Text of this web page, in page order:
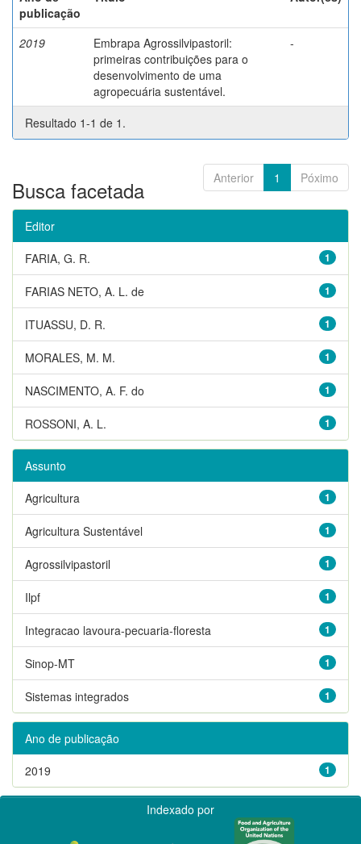
publicação
2019
Embrapa Agrossilvipastoril:
primeiras contribuições para o
desenvolvimento de uma
agropecuária sustentável.
-
Resultado 1-1 de 1.
Anterior 1 Póximo
Busca facetada
Editor
1
FARIA, G. R.
1
FARIAS NETO, A. L. de
1
ITUASSU, D. R.
1
MORALES, M. M.
1
NASCIMENTO, A. F. do
1
ROSSONI, A. L.
Assunto
1
Agricultura
1
Agricultura Sustentável
1
Agrossilvipastoril
1
Ilpf
1
Integracao lavoura-pecuaria-floresta
1
Sinop-MT
1
Sistemas integrados
Ano de publicação
1
2019
Indexado por